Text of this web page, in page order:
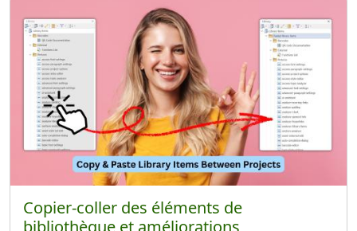
Copier-coller des éléments de
bibliothèque et améliorations